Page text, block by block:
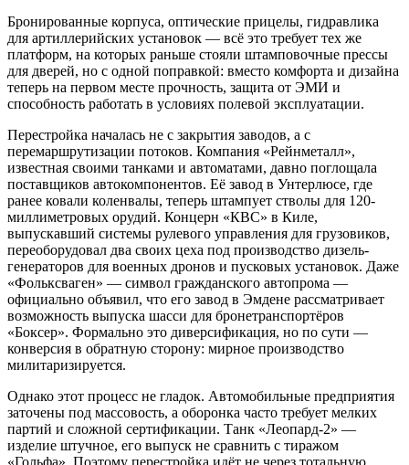
Бронированные корпуса, оптические прицелы, гидравлика
для артиллерийских установок — всё это требует тех же
платформ, на которых раньше стояли штамповочные прессы
для дверей, но с одной поправкой: вместо комфорта и дизайна
теперь на первом месте прочность, защита от ЭМИ и
способность работать в условиях полевой эксплуатации.
Перестройка началась не с закрытия заводов, а с
перемаршрутизации потоков. Компания «Рейнметалл»,
известная своими танками и автоматами, давно поглощала
поставщиков автокомпонентов. Её завод в Унтерлюсе, где
ранее ковали коленвалы, теперь штампует стволы для 120-
миллиметровых орудий. Концерн «КВС» в Киле,
выпускавший системы рулевого управления для грузовиков,
переоборудовал два своих цеха под производство дизель-
генераторов для военных дронов и пусковых установок. Даже
«Фольксваген» — символ гражданского автопрома —
официально объявил, что его завод в Эмдене рассматривает
возможность выпуска шасси для бронетранспортёров
«Боксер». Формально это диверсификация, но по сути —
конверсия в обратную сторону: мирное производство
милитаризируется.
Однако этот процесс не гладок. Автомобильные предприятия
заточены под массовость, а оборонка часто требует мелких
партий и сложной сертификации. Танк «Леопард-2» —
изделие штучное, его выпуск не сравнить с тиражом
«Гольфа». Поэтому перестройка идёт не через тотальную